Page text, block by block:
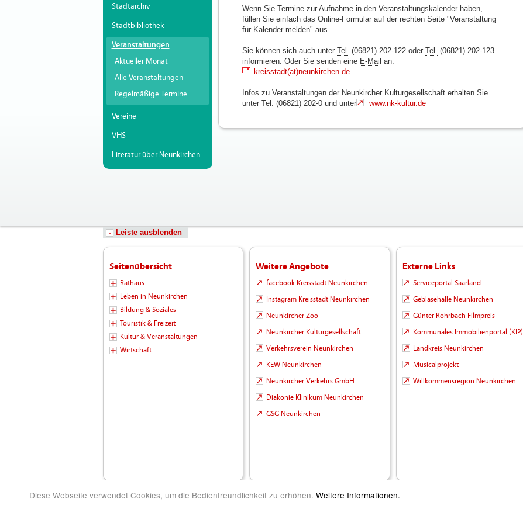
Diese Webseite verwendet Cookies, um die Bedienfreundlichkeit zu erhöhen. Weitere Informationen.
Stadtarchiv
Stadtbibliothek
Veranstaltungen
Aktueller Monat
Alle Veranstaltungen
Regelmäßige Termine
Vereine
VHS
Literatur über Neunkirchen
Wenn Sie Termine zur Aufnahme in den Veranstaltungskalender haben,
füllen Sie einfach das Online-Formular auf der rechten Seite "Veranstaltung
für Kalender melden" aus.
Sie können sich auch unter Tel. (06821) 202-122 oder Tel. (06821) 202-123
informieren. Oder Sie senden eine E-Mail an:
kreisstadt(at)neunkirchen.de
Infos zu Veranstaltungen der Neunkircher Kulturgesellschaft erhalten Sie
unter Tel. (06821) 202-0 und unter www.nk-kultur.de
Leiste ausblenden
Seitenübersicht
Rathaus
Leben in Neunkirchen
Bildung & Soziales
Touristik & Freizeit
Kultur & Veranstaltungen
Wirtschaft
Weitere Angebote
facebook Kreisstadt Neunkirchen
Instagram Kreisstadt Neunkirchen
Neunkircher Zoo
Neunkircher Kulturgesellschaft
Verkehrsverein Neunkirchen
KEW Neunkirchen
Neunkircher Verkehrs GmbH
Diakonie Klinikum Neunkirchen
GSG Neunkirchen
Externe Links
Serviceportal Saarland
Gebläsehalle Neunkirchen
Günter Rohrbach Filmpreis
Kommunales Immobilienportal (KIP)
Landkreis Neunkirchen
Musicalprojekt
Willkommensregion Neunkirchen
© 2026 Kreisstadt Neunkirchen - Die Stadt zum Leben |Kontakt|Impressum|Datenschutz